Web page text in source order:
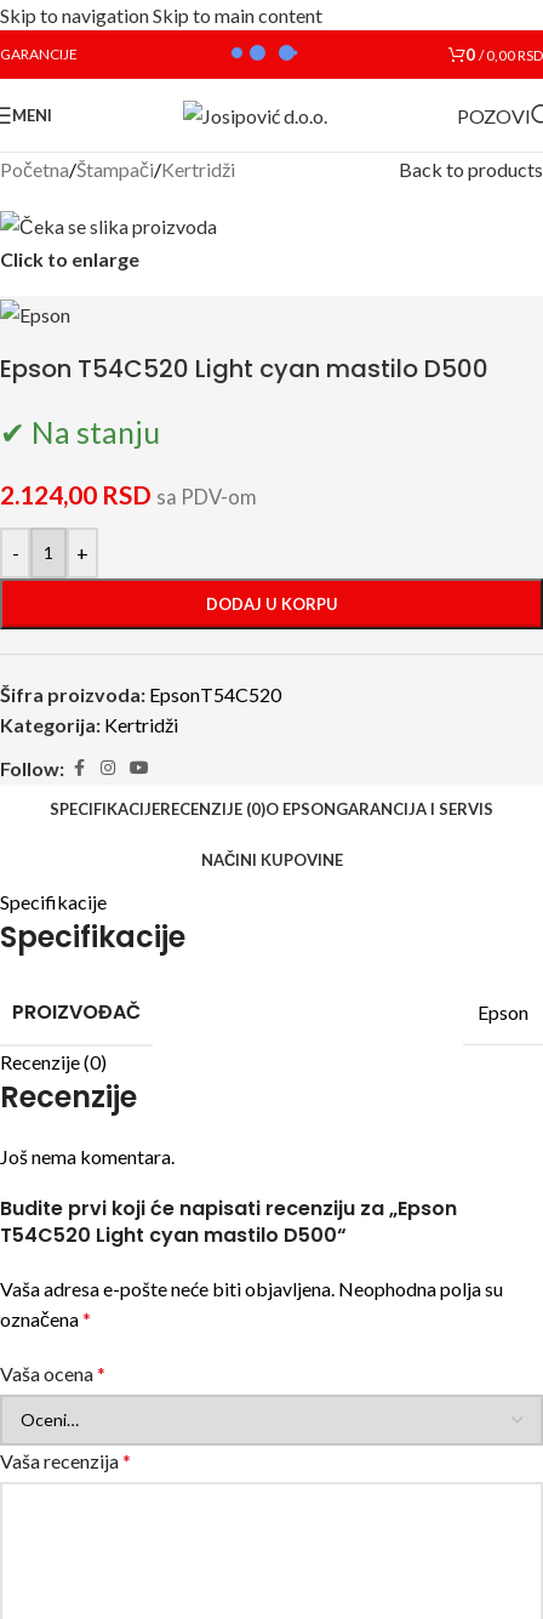
Skip to navigationSkip to main content
GARANCIJE 0 /0,00RSD
MENI POZOVI
Početna/Štampači/Kertridži Back to products
Click to enlarge
Epson T54C520 Light cyan mastilo D500
✔ Na stanju
2.124,00 RSD sa PDV-om
- +
DODAJ U KORPU
Šifra proizvoda: EpsonT54C520
Kategorija: Kertridži
Follow:
SPECIFIKACIJERECENZIJE (0)O EPSONGARANCIJA I SERVIS
NAČINI KUPOVINE
Specifikacije
Specifikacije
PROIZVOĐAČ Epson
Recenzije (0)
Recenzije
Još nema komentara.
Budite prvi koji će napisati recenziju za „Epson
T54C520 Light cyan mastilo D500“
Vaša adresa e-pošte neće biti objavljena. Neophodna polja su
označena*
Vaša ocena*
Vaša recenzija*